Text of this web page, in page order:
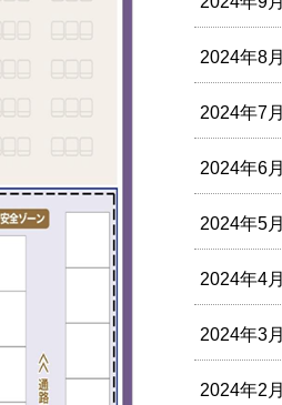
2024年8月
2024年7月
2024年6月
2024年5月
2024年4月
2024年3月
2024年2月